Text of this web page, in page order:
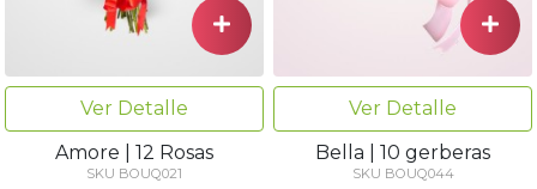
Ver Detalle
Amore | 12 Rosas
SKU BOUQ021
Ver Detalle
Bella | 10 gerberas
SKU BOUQ044